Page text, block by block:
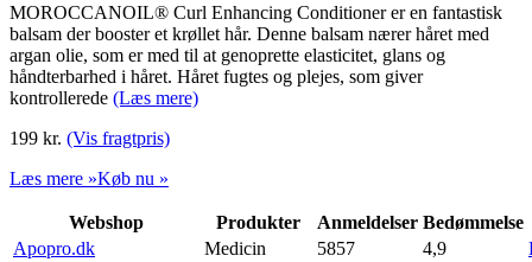
MOROCCANOIL® Curl Enhancing Conditioner er en fantastisk
balsam der booster et krøllet hår. Denne balsam nærer håret med
argan olie, som er med til at genoprette elasticitet, glans og
håndterbarhed i håret. Håret fugtes og plejes, som giver
kontrollerede (Læs mere)
199 kr. (Vis fragtpris)
Læs mere »Køb nu »
Webshop Produkter Anmeldelser Bedømmelse
Apopro.dk
Medicin 5857 4,9